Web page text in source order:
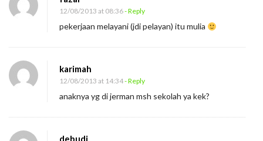
12/08/2013 at 08:36- Reply
pekerjaan melayani (jdi pelayan) itu mulia
karimah
12/08/2013 at 14:34- Reply
anaknya yg di jerman msh sekolah ya kek?
debudi